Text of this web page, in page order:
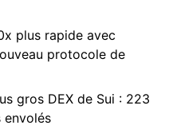
plus rapide avec
protocole de
gros DEX de Sui : 223
envolés